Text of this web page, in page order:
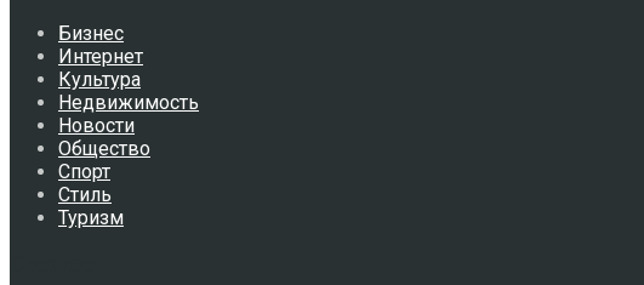
Бизнес
Интернет
Культура
Недвижимость
Новости
Общество
Спорт
Стиль
Туризм